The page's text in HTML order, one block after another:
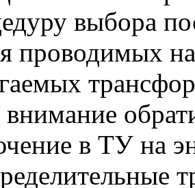
выбора
проводимых
внимание
в ТУ на